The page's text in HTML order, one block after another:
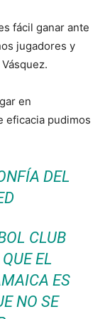
fácil ganar ante
jugadores y
en
eficacia pudimos
DEL
CLUB
EL
ES
NO SE